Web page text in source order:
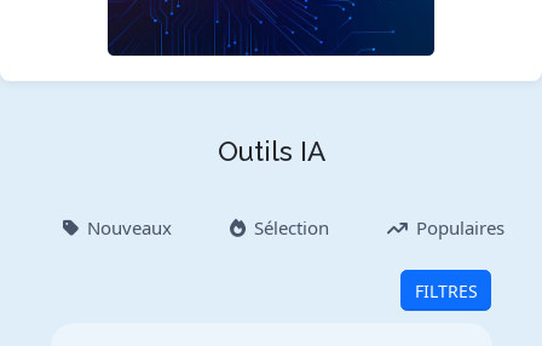
Outils IA
Nouveaux Sélection Populaires
FILTRES